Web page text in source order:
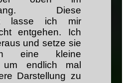
Diese
lasse ich mir
entgehen. Ich
und setze sie
eine kleine
um endlich mal
Darstellung zu